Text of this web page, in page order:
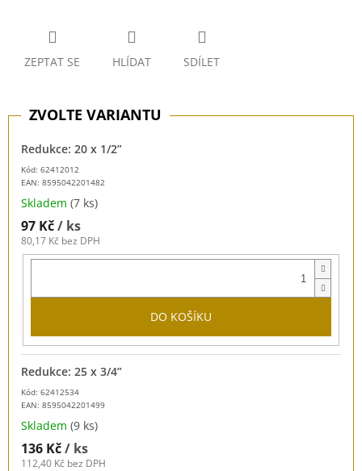
ZEPTAT SE HLÍDAT SDÍLET
Kód: 62412012
EAN: 8595042201482
Redukce: 20 x 1/2”
Skladem (7 ks)
97 Kč/ ks
80,17 Kč bez DPH
DO KOŠÍKU
Kód: 62412534
EAN: 8595042201499
Redukce: 25 x 3/4”
Skladem (9 ks)
136 Kč/ ks
112,40 Kč bez DPH